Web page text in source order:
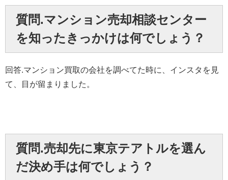
質問.マンション売却相談センター
を知ったきっかけは何でしょう？
回答.マンション買取の会社を調べてた時に、インスタを見
て、目が留まりました。
質問.売却先に東京テアトルを選ん
だ決め手は何でしょう？